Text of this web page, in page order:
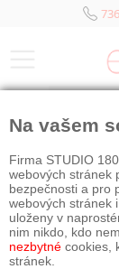
Na vašem
Firma STUDIO
webových stránek
bezpečnosti a pro
webových stránek
uloženy v
nim nikdo, kdo
nezbytné cookies,
stránek.